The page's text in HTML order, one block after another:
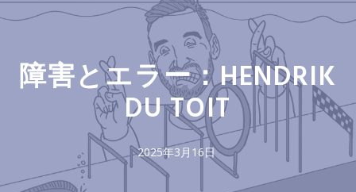
ー
障害とエラー：HENDRIK
DU TOIT
2025年3月16日